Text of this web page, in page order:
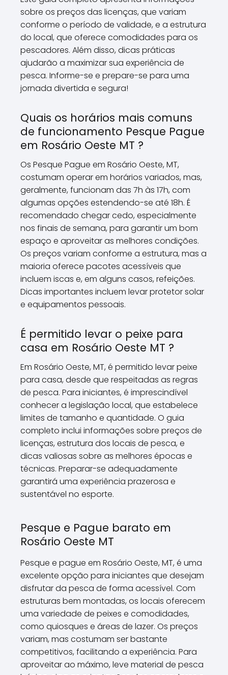
sobre os preços das licenças, que variam
conforme o período de validade, e a estrutura
do local, que oferece comodidades para os
pescadores. Além disso, dicas práticas
ajudarão a maximizar sua experiência de
pesca. Informe-se e prepare-se para uma
jornada divertida e segura!
Quais os horários mais comuns
de funcionamento Pesque Pague
em Rosário Oeste MT ?
Os Pesque Pague em Rosário Oeste, MT,
costumam operar em horários variados, mas,
geralmente, funcionam das 7h às 17h, com
algumas opções estendendo-se até 18h. É
recomendado chegar cedo, especialmente
nos finais de semana, para garantir um bom
espaço e aproveitar as melhores condições.
Os preços variam conforme a estrutura, mas a
maioria oferece pacotes acessíveis que
incluem iscas e, em alguns casos, refeições.
Dicas importantes incluem levar protetor solar
e equipamentos pessoais.
É permitido levar o peixe para
casa em Rosário Oeste MT ?
Em Rosário Oeste, MT, é permitido levar peixe
para casa, desde que respeitadas as regras
de pesca. Para iniciantes, é imprescindível
conhecer a legislação local, que estabelece
limites de tamanho e quantidade. O guia
completo inclui informações sobre preços de
licenças, estrutura dos locais de pesca, e
dicas valiosas sobre as melhores épocas e
técnicas. Preparar-se adequadamente
garantirá uma experiência prazerosa e
sustentável no esporte.
Pesque e Pague barato em
Rosário Oeste MT
Pesque e pague em Rosário Oeste, MT, é uma
excelente opção para iniciantes que desejam
disfrutar da pesca de forma acessível. Com
estruturas bem montadas, os locais oferecem
uma variedade de peixes e comodidades,
como quiosques e áreas de lazer. Os preços
variam, mas costumam ser bastante
competitivos, facilitando a experiência. Para
aproveitar ao máximo, leve material de pesca